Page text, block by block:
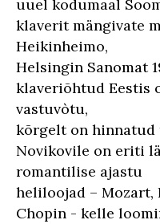
uuel kodumaal
klaverit mängivate
Heikinheimo,
Helsingin Sanomat
klaveriõhtud Eestis
vastuvòtu,
kõrgelt on hinnatud
Novikovile on eriti
romantilise ajastu
heliloojad – Mozart,
Chopin - kelle